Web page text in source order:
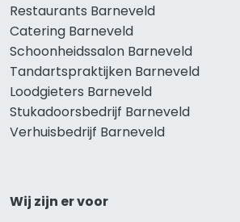
Restaurants Barneveld
Catering Barneveld
Schoonheidssalon Barneveld
Tandartspraktijken Barneveld
Loodgieters Barneveld
Stukadoorsbedrijf Barneveld
Verhuisbedrijf Barneveld
Wij zijn er voor